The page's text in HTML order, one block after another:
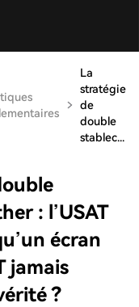
La
stratégie
de
double
stablec...
: l’USAT
écran
jamais
?